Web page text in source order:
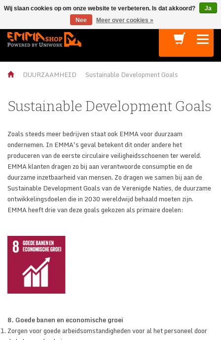
Terug
VEILIGHEIDSSCHOENEN
S1P
Terug
S1P
Athletic S1P
O2
O3
BUSINESS
ACCESSOIRES
Terug
INDUSTRIEËN
OIL & GAS
METAAL
VOEDING
AUTOMOBIEL
AGRICULTUUR
SECURITY & SERVICES
Terug
TECHNOLOGIEËN
HYDRO CONTROL
DUURZAAMHEID Sustainable Development Goals
Sustainable Development Goals
Zoals steeds meer bedrijven staat ook EMMA voor duurzaam
ondernemen. In EMMA's geval betekent dit onder andere het
produceren van de eerste circulaire veiligheidsschoenen ter wereld.
EMMA klanten dragen zo bij aan verantwoorde consumptie en de
duurzame inzetbaarheid van mensen. Zo dragen we samen bij aan de
Sustainable Development Goals van de Verenigde Naties, de duurzame
ontwikkelingsdoelen die in 2030 wereldwijd behaald moeten zijn.
EMMA heeft drie van deze goals gekozen als primaire doelen:
8. Goede banen en economische groei
Zorgen voor goede arbeidsomstandigheden voor al het personeel door
Wij slaan cookies op om onze website te verbeteren. Is dat akkoord?
Ja
Nee
Meer over cookies »